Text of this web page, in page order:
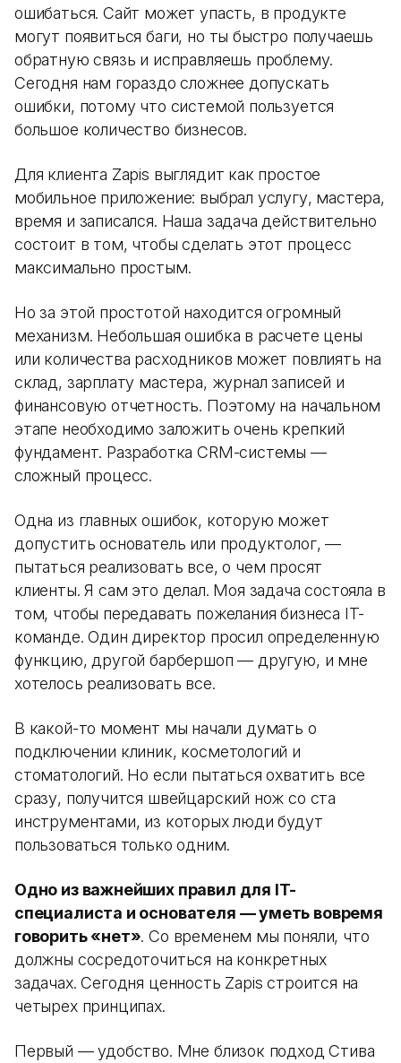
ошибаться. Сайт может упасть, в продукте
могут появиться баги, но ты быстро получаешь
обратную связь и исправляешь проблему.
Сегодня нам гораздо сложнее допускать
ошибки, потому что системой пользуется
большое количество бизнесов.
Для клиента Zapis выглядит как простое
мобильное приложение: выбрал услугу, мастера,
время и записался. Наша задача действительно
состоит в том, чтобы сделать этот процесс
максимально простым.
Но за этой простотой находится огромный
механизм. Небольшая ошибка в расчете цены
или количества расходников может повлиять на
склад, зарплату мастера, журнал записей и
финансовую отчетность. Поэтому на начальном
этапе необходимо заложить очень крепкий
фундамент. Разработка CRM-системы —
сложный процесс.
Одна из главных ошибок, которую может
допустить основатель или продуктолог, —
пытаться реализовать все, о чем просят
клиенты. Я сам это делал. Моя задача состояла в
том, чтобы передавать пожелания бизнеса IT-
команде. Один директор просил определенную
функцию, другой барбершоп — другую, и мне
хотелось реализовать все.
В какой-то момент мы начали думать о
подключении клиник, косметологий и
стоматологий. Но если пытаться охватить все
сразу, получится швейцарский нож со ста
инструментами, из которых люди будут
пользоваться только одним.
Одно из важнейших правил для IT-
специалиста и основателя — уметь вовремя
говорить «нет». Со временем мы поняли, что
должны сосредоточиться на конкретных
задачах. Сегодня ценность Zapis строится на
четырех принципах.
Первый — удобство. Мне близок подход Стива